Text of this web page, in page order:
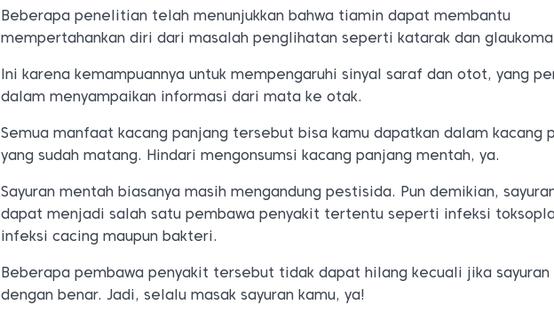
Beberapa penelitian telah menunjukkan bahwa tiamin dapat membantu
mempertahankan diri dari masalah penglihatan seperti katarak dan
Ini karena kemampuannya untuk mempengaruhi sinyal saraf dan otot, yang
dalam menyampaikan informasi dari mata ke otak.
Semua manfaat kacang panjang tersebut bisa kamu dapatkan dalam kacang
yang sudah matang. Hindari mengonsumsi kacang panjang mentah, ya.
Sayuran mentah biasanya masih mengandung pestisida. Pun demikian,
dapat menjadi salah satu pembawa penyakit tertentu seperti infeksi
infeksi cacing maupun bakteri.
Beberapa pembawa penyakit tersebut tidak dapat hilang kecuali jika sayuran
dengan benar. Jadi, selalu masak sayuran kamu, ya!